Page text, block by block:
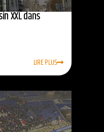
XXL dans
LIRE PLUS